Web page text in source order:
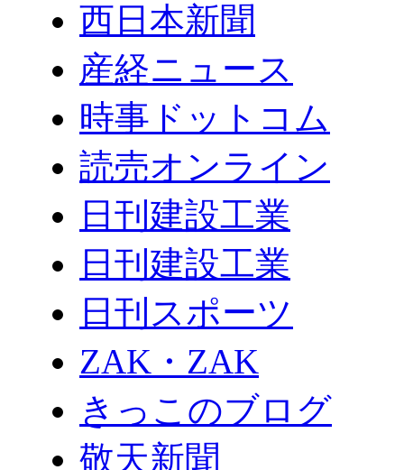
西日本新聞
産経ニュース
時事ドットコム
読売オンライン
日刊建設工業
日刊建設工業
日刊スポーツ
ZAK・ZAK
きっこのブログ
敬天新聞